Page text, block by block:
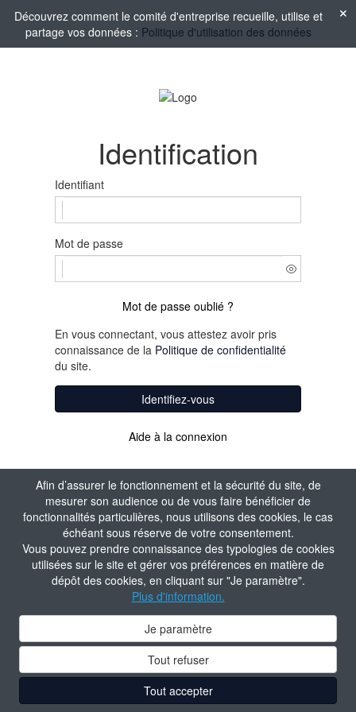
Afin d’assurer le fonctionnement et la sécurité du site, de
mesurer son audience ou de vous faire bénéficier de
fonctionnalités particulières, nous utilisons des cookies, le cas
échéant sous réserve de votre consentement.
Vous pouvez prendre connaissance des typologies de cookies
utilisées sur le site et gérer vos préférences en matière de
dépôt des cookies, en cliquant sur "Je paramètre".
Plus d'information.
Je paramètre
Tout refuser
Tout accepter
Découvrez comment le comité d'entreprise recueille, utilise et
partage vos données : Politique d'utilisation des données
Identification
Identifiant
Mot de passe
Mot de passe oublié ?
En vous connectant, vous attestez avoir pris
connaissance de la Politique de confidentialité
du site.
Identifiez-vous
Aide à la connexion